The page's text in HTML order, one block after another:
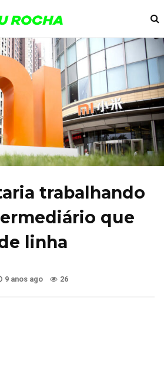
trabalhando
que
linha
9 anos ago 26